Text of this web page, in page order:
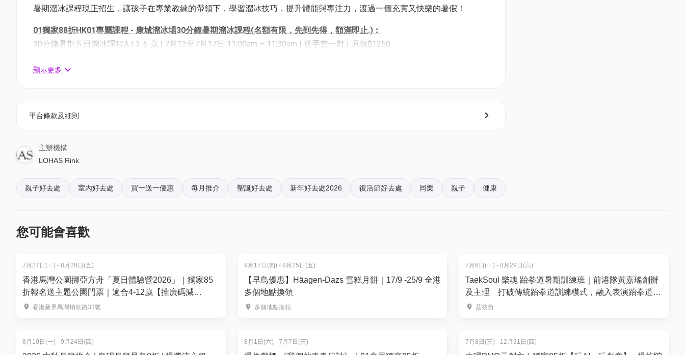
暑期溜冰課程現正招生，讓孩子在專業教練的帶領下，學習溜冰技巧，提升體能與專注力，渡過一個充實又快樂的暑假！
01獨家88折HK01專屬課程 - 康城溜冰場30分鐘暑期溜冰課程(名額有限，先到先得，額滿即止.)︰
30分鐘暑期五日溜冰課程A | 3-6 歲 | 7月13至7月17日 11:00am – 11:30am | 送手套一對 | 原價$1250
30分鐘暑期五日溜冰課程A | 7-13歲 | 7月13至7月17日 11:30am – 12:00am | 送手套一對 | 原價$1250
教練比例: 1:4-10
01獨家88折:$1100(原價$1250)
*透過HK01報讀2026年康城溜冰場30分鐘暑期五日溜冰課程，
即可獲暑期溜冰課程證書一張
報名流程:
2. 必須透過電話: 2622 8400 或 WhatsApp: 5400 6942向康城溜冰場學校確認課程時間，否則課程將不作安排.
3. 上課當天出示QR code，領取學生證 及 優惠券*.
【01空間 | 7-8月門票優惠: +$50多1人】
單人門票 | 星期一至日及公眾假期 | 95折
顯示更多
平台條款及細則
主辦機構
LOHAS Rink
親子好去處 室內好去處 買一送一優惠 每月推介 聖誕好去處 新年好去處2026 復活節好去處 同樂 親子 健康
您可能會喜歡
7月27日(一) - 8月28日(五)
香港馬灣公園挪亞方舟「夏日體驗營2026」｜獨家85
折報名送主題公園門票｜適合4-12歲【推廣碼減
$100】
香港新界馬灣珀欣路33號
9月17日(四) - 9月25日(五)
【早鳥優惠】Häagen-Dazs 雪糕月餅｜17/9 -25/9 全港
多個地點換領
多個地點換領
7月6日(一) - 8月29日(六)
TaekSoul 樂魂 跆拳道暑期訓練班｜前港隊黃嘉瑤創辦
及主理 打破傳統跆拳道訓練模式，融入表演跆拳道元
素｜獨家9折 連證書 | 3-12歲 | 荔枝角、灣仔【推廣碼
荔枝角
8月10日(一) - 9月24日(四) 8月1日(六) - 7月7日(三) 7月8日(三) - 12月31日(四)